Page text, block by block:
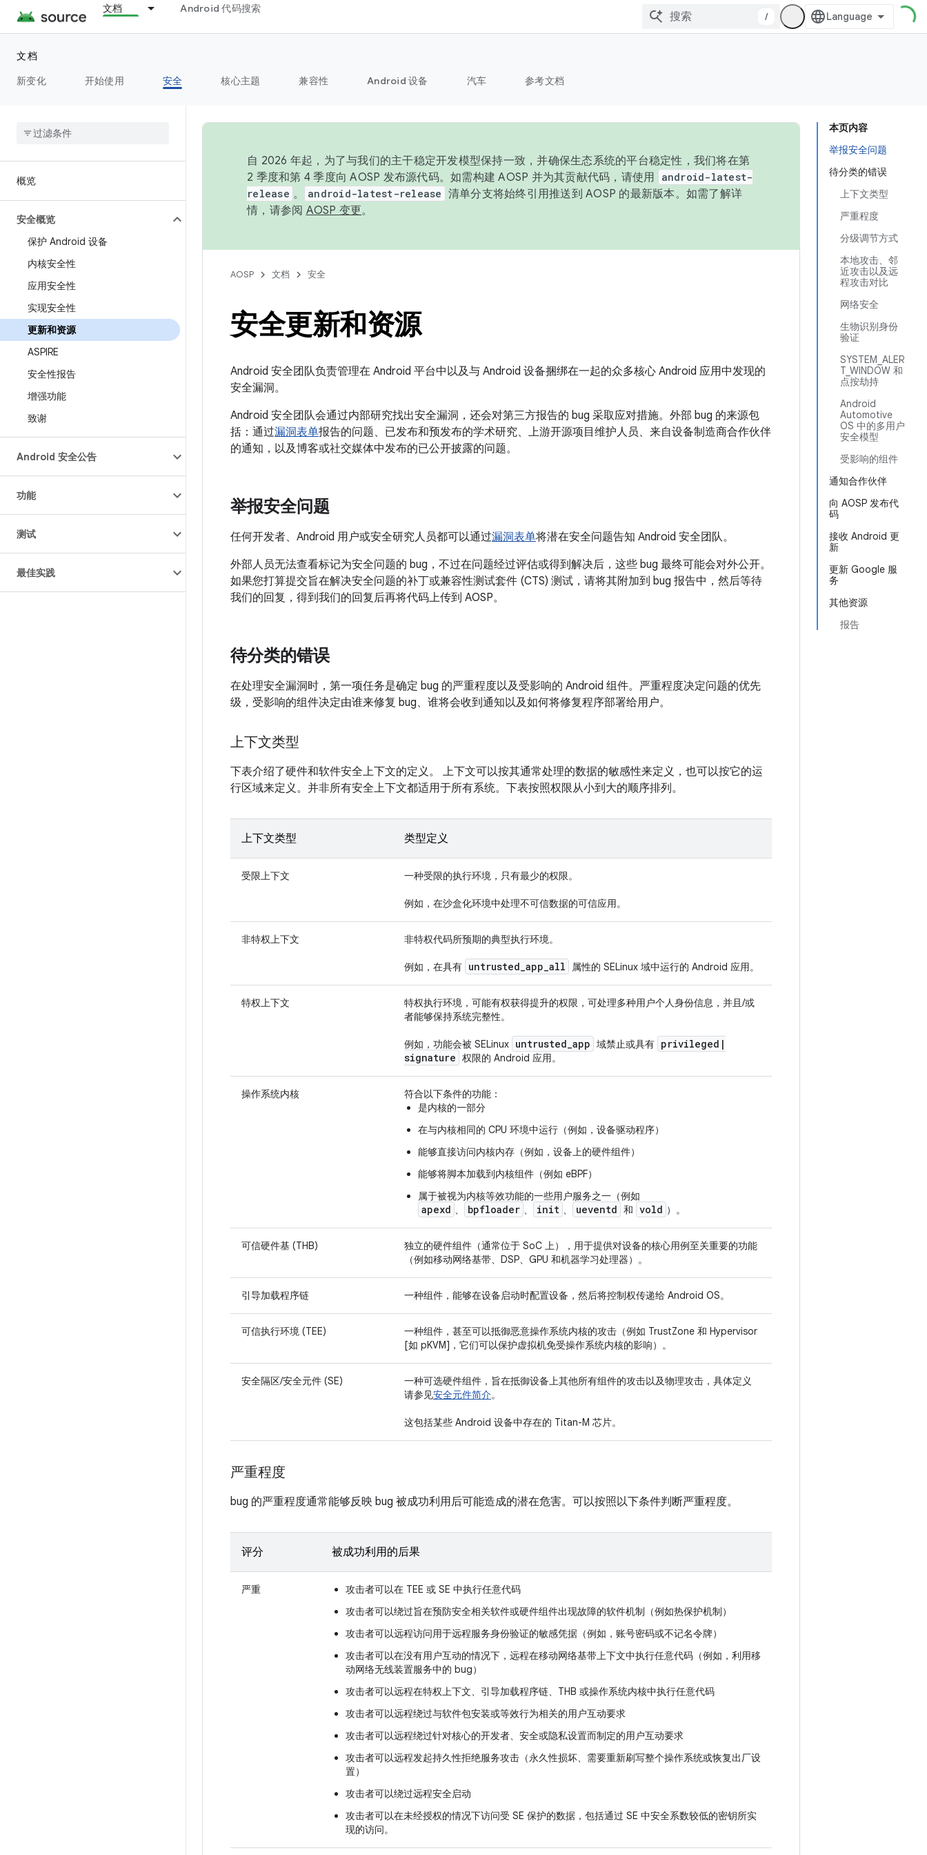
文档 Android 代码搜索
/
文档
新变化
开始使用 安全 核心主题 兼容性 Android 设备 汽车 参考文档
概览
安全概览
保护 Android 设备
内核安全性
应用安全性
实现安全性
更新和资源
ASPIRE
安全性报告
增强功能
致谢
Android 安全公告
功能
测试
最佳实践
本页内容
举报安全问题
待分类的错误
上下文类型
严重程度
分级调节方式
本地攻击、邻
近攻击以及远
程攻击对比
网络安全
生物识别身份
验证
SYSTEM_ALER
T_WINDOW 和
点按劫持
Android
Automotive
OS 中的多用户
安全模型
受影响的组件
通知合作伙伴
向 AOSP 发布代
码
接收 Android 更
新
更新 Google 服
务
其他资源
报告
自 2026 年起，为了与我们的主干稳定开发模型保持一致，并确保生态系统的平台稳定性，我们将在第
2 季度和第 4 季度向 AOSP 发布源代码。如需构建 AOSP 并为其贡献代码，请使用
android-latest-
release 。 android-latest-release 清单分支将始终引用推送到 AOSP 的最新版本。如需了解详
情，请参阅 AOSP 变更。
AOSP 文档 安全
安全更新和资源
Android 安全团队负责管理在 Android 平台中以及与 Android 设备捆绑在一起的众多核心 Android 应用中发现的
安全漏洞。
Android 安全团队会通过内部研究找出安全漏洞，还会对第三方报告的 bug 采取应对措施。外部 bug 的来源包
括：通过漏洞表单报告的问题、已发布和预发布的学术研究、上游开源项目维护人员、来自设备制造商合作伙伴
的通知，以及博客或社交媒体中发布的已公开披露的问题。
举报安全问题
任何开发者、Android 用户或安全研究人员都可以通过漏洞表单将潜在安全问题告知 Android 安全团队。
外部人员无法查看标记为安全问题的 bug，不过在问题经过评估或得到解决后，这些 bug 最终可能会对外公开。
如果您打算提交旨在解决安全问题的补丁或兼容性测试套件 (CTS) 测试，请将其附加到 bug 报告中，然后等待
我们的回复，得到我们的回复后再将代码上传到 AOSP。
待分类的错误
在处理安全漏洞时，第一项任务是确定 bug 的严重程度以及受影响的 Android 组件。严重程度决定问题的优先
级，受影响的组件决定由谁来修复 bug、谁将会收到通知以及如何将修复程序部署给用户。
上下文类型
下表介绍了硬件和软件安全上下文的定义。 上下文可以按其通常处理的数据的敏感性来定义，也可以按它的运
行区域来定义。并非所有安全上下文都适用于所有系统。下表按照权限从小到大的顺序排列。
上下文类型 类型定义
受限上下文 一种受限的执行环境，只有最少的权限。
例如，在沙盒化环境中处理不可信数据的可信应用。
非特权上下文 非特权代码所预期的典型执行环境。
例如，在具有 untrusted_app_all 属性的 SELinux 域中运行的 Android 应用。
特权上下文
特权执行环境，可能有权获得提升的权限，可处理多种用户个人身份信息，并且/或
者能够保持系统完整性。
例如，功能会被 SELinux untrusted_app 域禁止或具有 privileged |
signature 权限的 Android 应用。
操作系统内核
符合以下条件的功能：
是内核的一部分
在与内核相同的 CPU 环境中运行（例如，设备驱动程序）
能够直接访问内核内存（例如，设备上的硬件组件）
能够将脚本加载到内核组件（例如 eBPF）
属于被视为内核等效功能的一些用户服务之一（例如
apexd 、 bpfloader 、 init 、 ueventd 和 vold ）。
可信硬件基 (THB)
独立的硬件组件（通常位于 SoC 上），用于提供对设备的核心用例至关重要的功能
（例如移动网络基带、DSP、GPU 和机器学习处理器）。
引导加载程序链 一种组件，能够在设备启动时配置设备，然后将控制权传递给 Android OS。
可信执行环境 (TEE)
一种组件，甚至可以抵御恶意操作系统内核的攻击（例如 TrustZone 和 Hypervisor
[如 pKVM]，它们可以保护虚拟机免受操作系统内核的影响）。
安全隔区/安全元件 (SE)
一种可选硬件组件，旨在抵御设备上其他所有组件的攻击以及物理攻击，具体定义
请参见安全元件简介。
这包括某些 Android 设备中存在的 Titan-M 芯片。
严重程度
bug 的严重程度通常能够反映 bug 被成功利用后可能造成的潜在危害。可以按照以下条件判断严重程度。
评分 被成功利用的后果
严重
攻击者可以在 TEE 或 SE 中执行任意代码
攻击者可以绕过旨在预防安全相关软件或硬件组件出现故障的软件机制（例如热保护机制）
攻击者可以远程访问用于远程服务身份验证的敏感凭据（例如，账号密码或不记名令牌）
攻击者可以在没有用户互动的情况下，远程在移动网络基带上下文中执行任意代码（例如，利用移
动网络无线装置服务中的 bug）
攻击者可以远程在特权上下文、引导加载程序链、THB 或操作系统内核中执行任意代码
攻击者可以远程绕过与软件包安装或等效行为相关的用户互动要求
攻击者可以远程绕过针对核心的开发者、安全或隐私设置而制定的用户互动要求
攻击者可以远程发起持久性拒绝服务攻击（永久性损坏、需要重新刷写整个操作系统或恢复出厂设
置）
攻击者可以绕过远程安全启动
攻击者可以在未经授权的情况下访问受 SE 保护的数据，包括通过 SE 中安全系数较低的密钥所实
现的访问。